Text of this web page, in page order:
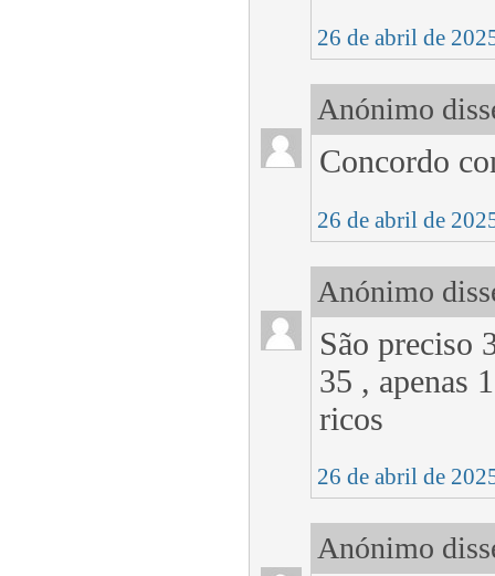
26 de abril de
Anónimo
Concordo
26 de abril de
Anónimo
São preciso
35 , apenas
ricos
26 de abril de
Anónimo